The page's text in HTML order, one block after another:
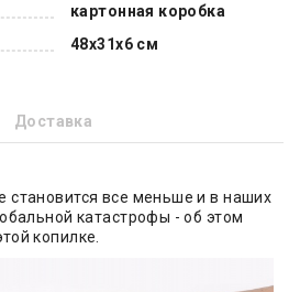
картонная коробка
48х31х6 см
Доставка
становится все меньше и в наших
катастрофы - об этом
копилке.